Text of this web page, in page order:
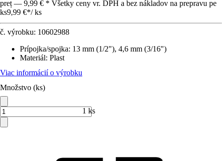
preț — 9,99 € * Všetky ceny vr. DPH a bez nákladov na prepravu pe
ks9,99 €*/ ks
č. výrobku: 10602988
Prípojka/spojka: 13 mm (1/2"), 4,6 mm (3/16")
Materiál: Plast
Viac informácií o výrobku
Množstvo (ks)
1 ks